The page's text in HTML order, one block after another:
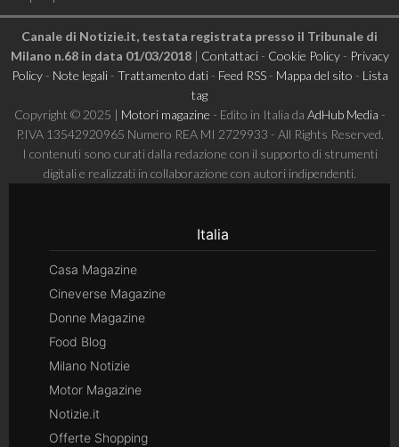
Canale di Notizie.it, testata registrata presso il Tribunale di
Milano n.68 in data 01/03/2018| Contattaci- Cookie Policy- Privacy
Policy- Note legali- Trattamento dati- Feed RSS- Mappa del sito - Lista
tag
Copyright © 2025 | Motori magazine - Edito in Italia da AdHub Media -
P.IVA 13542920965 Numero REA MI 2729933 - All Rights Reserved.
I contenuti sono curati dalla redazione con il supporto di strumenti
digitali e realizzati in collaborazione con autori indipendenti.
Italia
Casa Magazine
Cineverse Magazine
Donne Magazine
Food Blog
Milano Notizie
Motor Magazine
Notizie.it
Offerte Shopping